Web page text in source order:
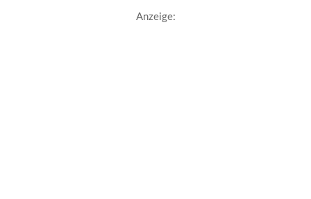
Anzeige: